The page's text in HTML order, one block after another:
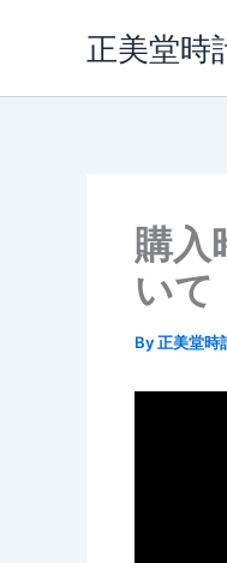
正美堂時
購入
いて
By正美堂時